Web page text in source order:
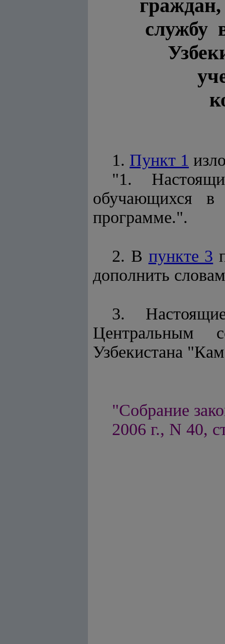
службу
1. Пункт 1
"1.
обучающихся в
программе.".
2. В пункте 3
дополнить
3.
Центральным
Узбекистана
"Собрание
2006 г., N 40,